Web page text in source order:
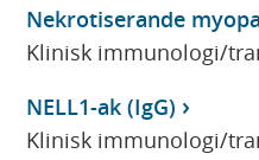
Nekrotiserande
Klinisk immunologi/
NELL1-ak (IgG)
Klinisk immunologi/